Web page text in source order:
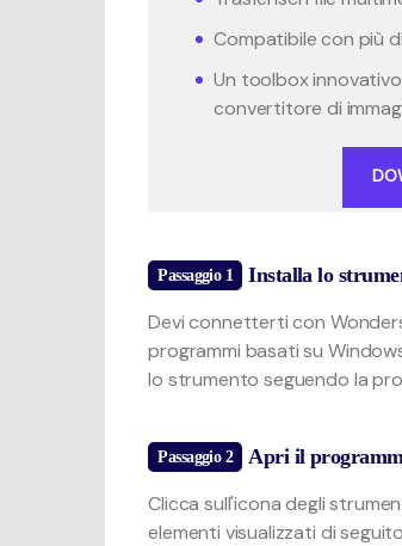
Compatibile con più
Un toolbox
convertitore di
Passaggio 1 Installa lo
Devi connetterti con
programmi basati su
lo strumento seguendo la
Passaggio 2 Apri il
Clicca sull'icona degli
elementi visualizzati di